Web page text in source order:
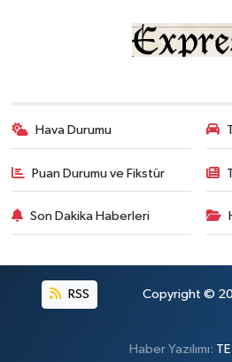
Hava Durumu
Puan Durumu ve Fikstür
Son Dakika Haberleri
RSS Copyright ©
Haber Yazılımı: